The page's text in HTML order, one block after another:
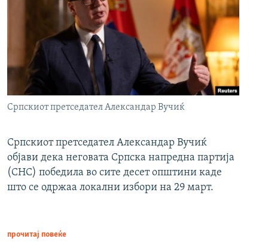
Српскиот претседател Александар Вучиќ
Српскиот претседател Александар Вучиќ
објави дека неговата Српска напредна партија
(СНС) победила во сите десет општини каде
што се одржаа локални избори на 29 март.
прочитај повеќе